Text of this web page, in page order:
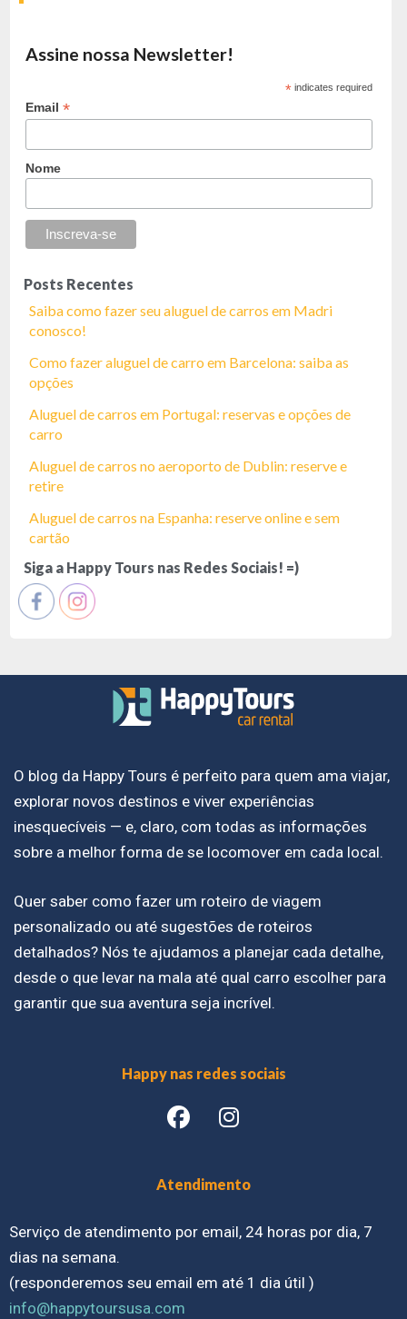
Assine nossa Newsletter!
* indicates required
Email*
Nome
Posts Recentes
Saiba como fazer seu aluguel de carros em Madri
conosco!
Como fazer aluguel de carro em Barcelona: saiba as
opções
Aluguel de carros em Portugal: reservas e opções de
carro
Aluguel de carros no aeroporto de Dublin: reserve e
retire
Aluguel de carros na Espanha: reserve online e sem
cartão
Siga a Happy Tours nas Redes Sociais! =)
O blog da Happy Tours é perfeito para quem ama viajar,
explorar novos destinos e viver experiências
inesquecíveis — e, claro, com todas as informações
sobre a melhor forma de se locomover em cada local.
Quer saber como fazer um roteiro de viagem
personalizado ou até sugestões de roteiros
detalhados? Nós te ajudamos a planejar cada detalhe,
desde o que levar na mala até qual carro escolher para
garantir que sua aventura seja incrível.
Happy nas redes sociais
Atendimento
Serviço de atendimento por email, 24 horas por dia, 7
dias na semana.
(responderemos seu email em até 1 dia útil )
info@happytoursusa.com